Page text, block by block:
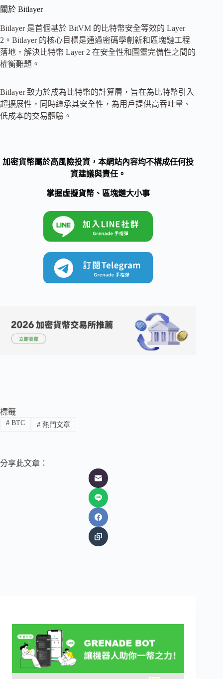
關於 Bitlayer
Bitlayer 是首個基於 BitVM 的比特幣安全等效的 Layer
2。Bitlayer 的核心目標是通過密碼學創新和區塊鏈工程
落地，解決比特幣 Layer 2 在安全性和圖靈完備性之間的
權衡難題。
Bitlayer 致力於成為比特幣的計算層，旨在為比特幣引入
超擴展性，同時繼承其安全性，為用戶提供高吞吐量、
低成本的交易體驗。
加密貨幣屬於高風險投資，本網站內容均不構成任何投
資建議與責任。
掌握虛擬貨幣、區塊鏈大小事
標籤
#BTC #熱門文章
分享此文章：